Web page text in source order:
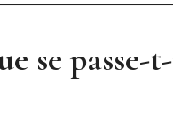
se passe-